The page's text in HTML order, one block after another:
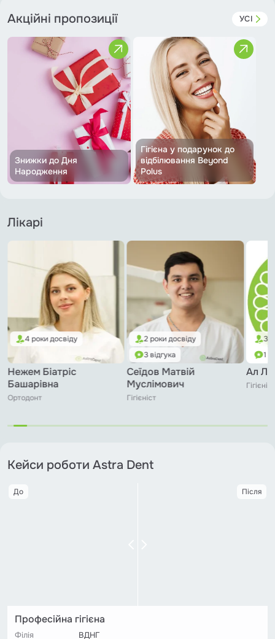
Акційні пропозиції УСІ
Знижки до Дня
Народження
Гігієна у подарунок до
відбілювання Beyond
Polus
Лікарі
2 роки досвіду
3 відгука
Сеїдов Матвій
Муслімович
Гігієніст
3 роки досвіду
1 відгук
Ал Лаіс Асаді
Гігієніст, терапевт
12
1
Кейси роботи Astra Dent
До Після
Професійна гігієна
Філія ВДНГ